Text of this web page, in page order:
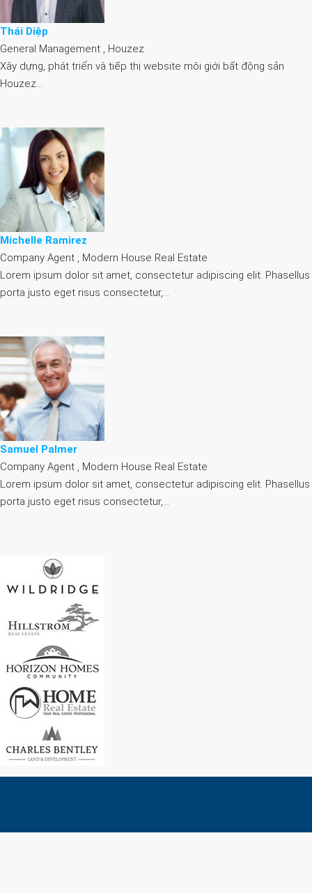
Thái Diệp
General Management , Houzez
Xây dựng, phát triển và tiếp thị website môi giới bất động sản
Houzez…
Michelle Ramirez
Company Agent , Modern House Real Estate
Lorem ipsum dolor sit amet, consectetur adipiscing elit. Phasellus
porta justo eget risus consectetur,…
Samuel Palmer
Company Agent , Modern House Real Estate
Lorem ipsum dolor sit amet, consectetur adipiscing elit. Phasellus
porta justo eget risus consectetur,…